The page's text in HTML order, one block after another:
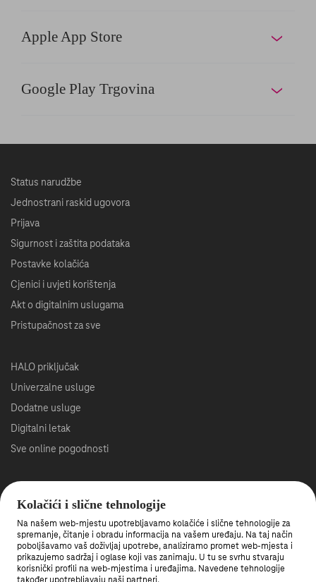
Kolačići i slične tehnologije
Na našem web-mjestu upotrebljavamo kolačiće i slične tehnologije za
spremanje, čitanje i obradu informacija na vašem uređaju. Na taj način
poboljšavamo vaš doživljaj upotrebe, analiziramo promet web-mjesta i
prikazujemo sadržaj i oglase koji vas zanimaju. U tu se svrhu stvaraju
korisnički profili na web-mjestima i uređajima. Navedene tehnologije
također upotrebljavaju naši partneri.
Apple App Store
Google Play Trgovina
Status narudžbe
Jednostrani raskid ugovora
Prijava
Sigurnost i zaštita podataka
Postavke kolačića
Cjenici i uvjeti korištenja
Akt o digitalnim uslugama
Pristupačnost za sve
HALO priključak
Univerzalne usluge
Dodatne usluge
Digitalni letak
Sve online pogodnosti
Veleprodaja
Što je 5G mreža?
Gašenje 3G mreže